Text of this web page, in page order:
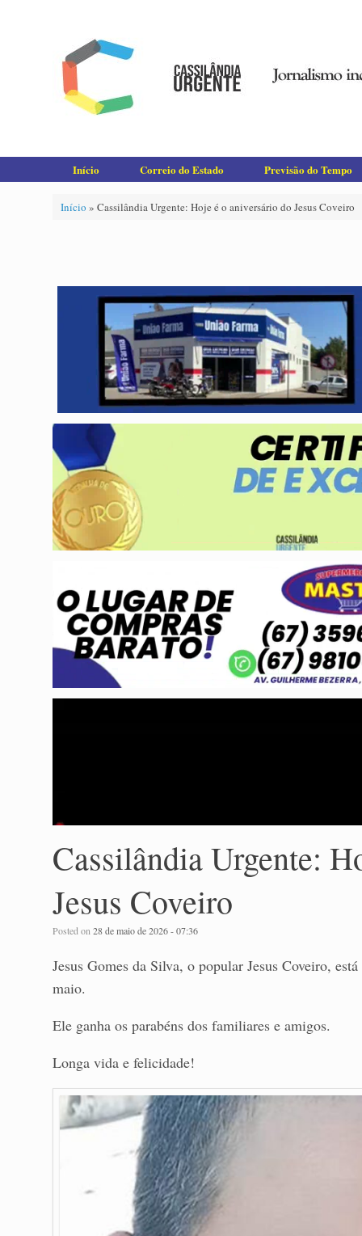
Início Correio do Estado Previsão do Tempo
Início » Cassilândia Urgente: Hoje é o aniversário do Jesus Coveiro
Cassilândia Urgente:
Jesus Coveiro
Posted on28 de maio de 2026 - 07:36
Jesus Gomes da Silva, o popular Jesus Coveiro,
maio.
Ele ganha os parabéns dos familiares e amigos.
Longa vida e felicidade!